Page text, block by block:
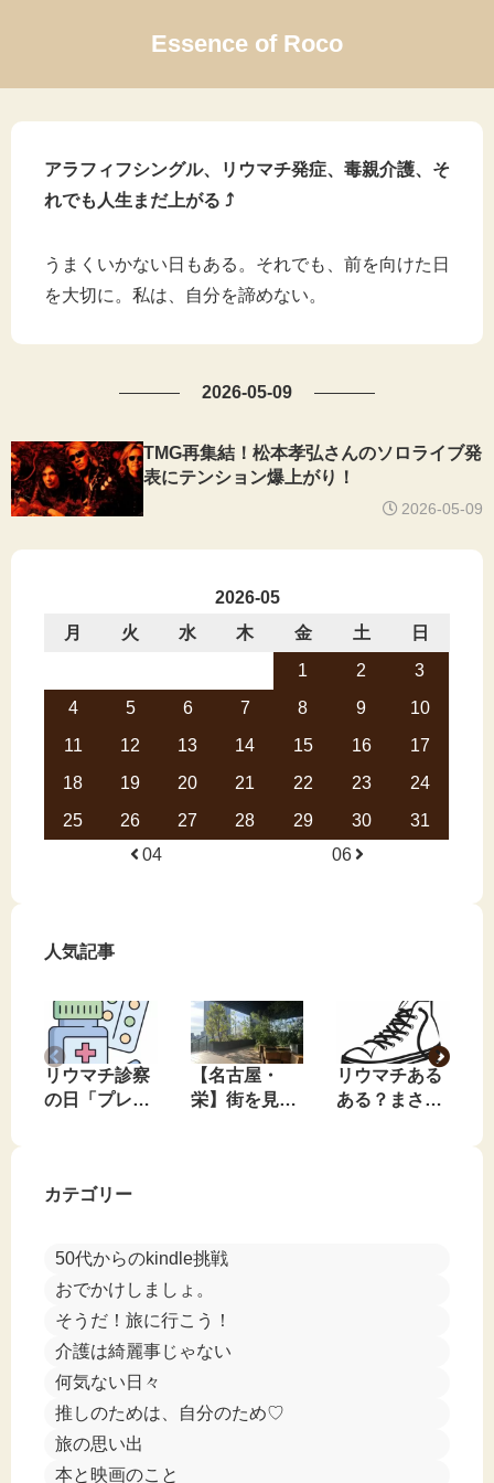
Essence of Roco
アラフィフシングル、リウマチ発症、毒親介護、そ
れでも人生まだ上がる ⤴
うまくいかない日もある。それでも、前を向けた日
を大切に。私は、自分を諦めない。
2026-05-09
TMG再集結！松本孝弘さんのソロライブ発
表にテンション爆上がり！
2026-05-09
2026-05
月
火 水 木 金 土
日
1
2
3
4
5 6 7 8 9
10
11
12 13 14 15 16
17
18
19 20 21 22 23
24
25
26 27 28 29 30
31
04
06
人気記事
リウマチ診察
の日「プレド
【名古屋・
栄】街を見下
リウマチある
ある？まさか
カテゴリー
50代からのkindle挑戦
おでかけしましょ。
そうだ！旅に行こう！
介護は綺麗事じゃない
何気ない日々
推しのためは、自分のため♡
旅の思い出
本と映画のこと